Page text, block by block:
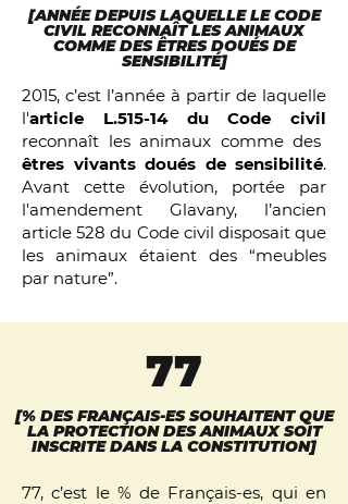
[ANNÉE DEPUIS LAQUELLE LE CODE
CIVIL RECONNAÎT LES ANIMAUX
COMME DES ÊTRES DOUÉS DE
SENSIBILITÉ]
2015, c’est l’année à partir de laquelle
l'article L.515-14 du Code civil
reconnaît les animaux comme des
êtres vivants doués de sensibilité.
Avant cette évolution, portée par
l'amendement Glavany, l’ancien
article 528 du Code civil disposait que
les animaux étaient des “meubles
par nature”.
77
[% DES FRANÇAIS-ES SOUHAITENT QUE
LA PROTECTION DES ANIMAUX SOIT
INSCRITE DANS LA CONSTITUTION]
77, c’est le % de Français-es, qui en